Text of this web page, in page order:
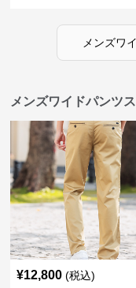
メンズワ
メンズワイドパンツ
¥12,800 (税込)